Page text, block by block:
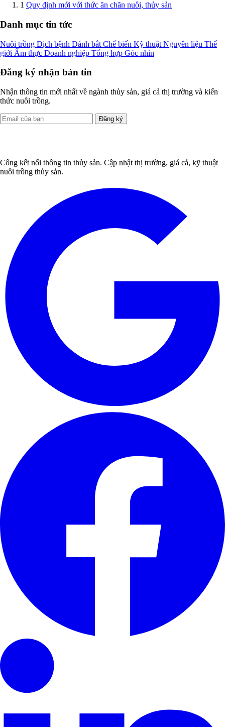
1 Quy định mới với thức ăn chăn nuôi, thủy sản
Danh mục tin tức
Nuôi trồng Dịch bệnh Đánh bắt Chế biến Kỹ thuật Nguyên liệu Thế
giới Ẩm thực Doanh nghiệp Tổng hợp Góc nhìn
Đăng ký nhận bản tin
Nhận thông tin mới nhất về ngành thủy sản, giá cả thị trường và kiến
thức nuôi trồng.
Đăng ký
Cổng kết nối thông tin thủy sản. Cập nhật thị trường, giá cả, kỹ thuật
nuôi trồng thủy sản.